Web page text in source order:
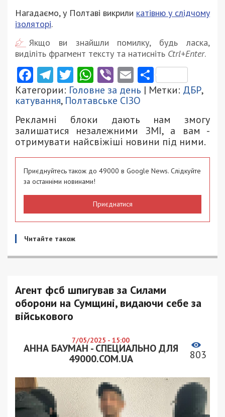
Нагадаємо, у Полтаві викрили катівню у слідчому
ізоляторі.
Якщо ви знайшли помилку, будь ласка,
виділіть фрагмент тексту та натисніть Ctrl+Enter.
Facebook
Telegram
Twitter
WhatsApp
ViberEmail
Категории: Головне за день | Метки: ДБР,
катування, Полтавське СІЗО
Рекламні блоки дають нам змогу
залишатися незалежними ЗМІ, а вам -
отримувати найсвіжіші новини під ними.
Приєднуйтесь також до 49000 в Google News. Слідкуйте
за останніми новинами!
Приєднатися
Читайте також
Агент фсб шпигував за Силами
оборони на Сумщині, видаючи себе за
військового
7/05/2025 - 15:00
АННА БАУМАН - СПЕЦИАЛЬНО ДЛЯ
49000.COM.UA
803